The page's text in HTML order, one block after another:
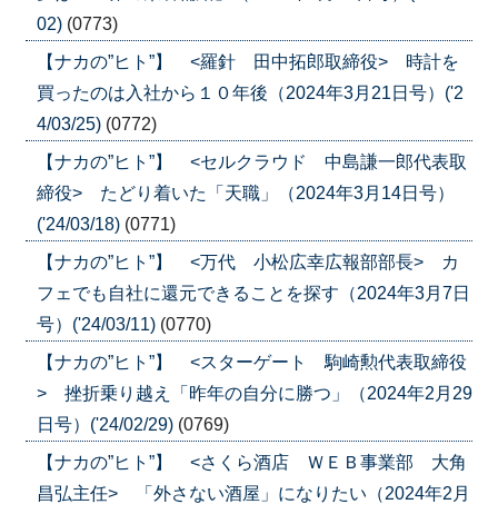
02) (0773)
【ナカの”ヒト”】 <羅針 田中拓郎取締役> 時計を
買ったのは入社から１０年後（2024年3月21日号）('2
4/03/25) (0772)
【ナカの”ヒト”】 <セルクラウド 中島謙一郎代表取
締役> たどり着いた「天職」（2024年3月14日号）
('24/03/18) (0771)
【ナカの”ヒト”】 <万代 小松広幸広報部部長> カ
フェでも自社に還元できることを探す（2024年3月7日
号）('24/03/11) (0770)
【ナカの”ヒト”】 <スターゲート 駒崎勲代表取締役
> 挫折乗り越え「昨年の自分に勝つ」（2024年2月29
日号）('24/02/29) (0769)
【ナカの”ヒト”】 <さくら酒店 ＷＥＢ事業部 大角
昌弘主任> 「外さない酒屋」になりたい（2024年2月